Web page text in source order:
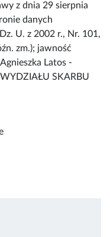
z dnia 29 sierpnia
danych
U. z 2002 r., Nr. 101,
zm.); jawność
Latos -
WYDZIAŁU SKARBU